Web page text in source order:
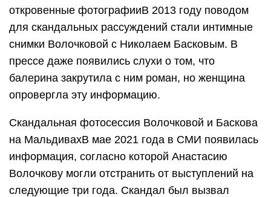
откровенные фотографииВ 2013 году поводом
для скандальных рассуждений стали интимные
снимки Волочковой с Николаем Басковым. В
прессе даже появились слухи о том, что
балерина закрутила с ним роман, но женщина
опровергла эту информацию.
Скандальная фотосессия Волочковой и Баскова
на МальдивахВ мае 2021 года в СМИ появилась
информация, согласно которой Анастасию
Волочкову могли отстранить от выступлений на
следующие три года. Скандал был вызвал